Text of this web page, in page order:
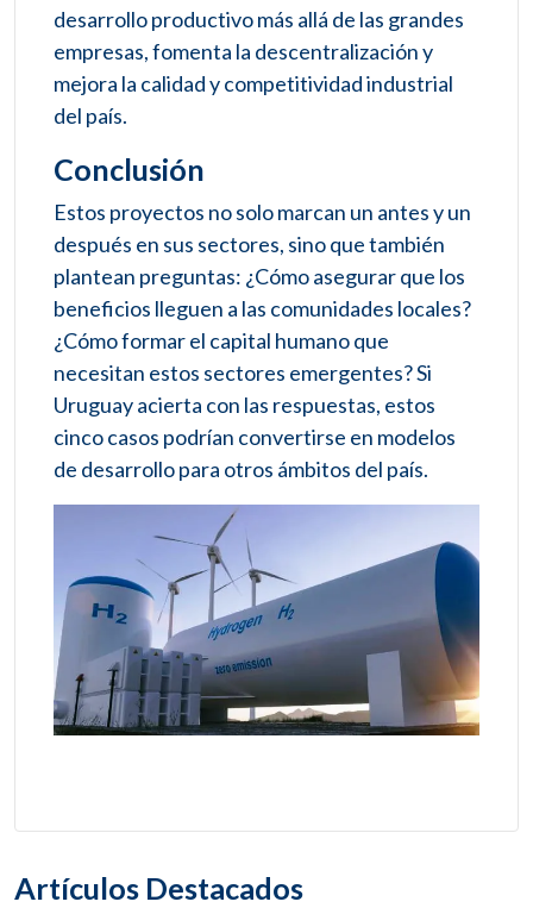
desarrollo productivo más allá de las grandes
empresas, fomenta la descentralización y
mejora la calidad y competitividad industrial
del país.
Conclusión
Estos proyectos no solo marcan un antes y un
después en sus sectores, sino que también
plantean preguntas: ¿Cómo asegurar que los
beneficios lleguen a las comunidades locales?
¿Cómo formar el capital humano que
necesitan estos sectores emergentes? Si
Uruguay acierta con las respuestas, estos
cinco casos podrían convertirse en modelos
de desarrollo para otros ámbitos del país.
Artículos Destacados